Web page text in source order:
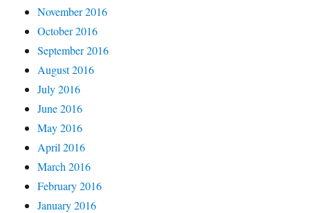
November 2016
October 2016
September 2016
August 2016
July 2016
June 2016
May 2016
April 2016
March 2016
February 2016
January 2016